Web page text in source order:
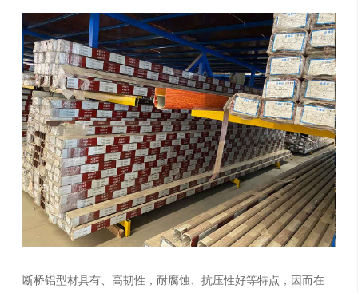
断桥铝型材具有、高韧性，耐腐蚀、抗压性好等特点，因而在